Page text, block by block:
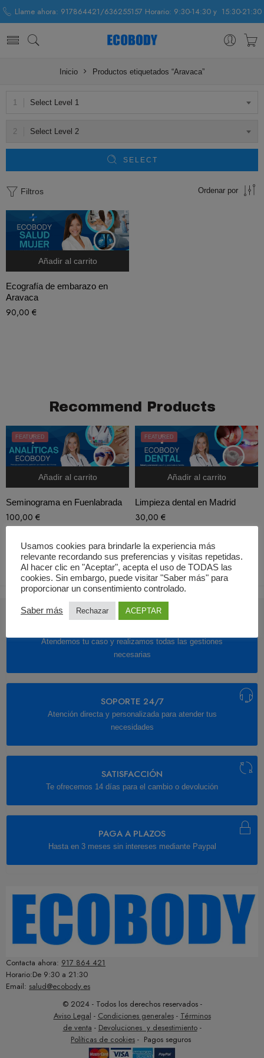
Llame ahora: 917864421/636255157 Horario: 9:30-14:30 y 15:30-21:30
Inicio Productos etiquetados “Aravaca”
Select Level 1
Select Level 2
SELECT
Filtros Ordenar por
Añadir al carrito
Ecografía de embarazo en
Aravaca
90,00 €
Recommend Products
FEATURED
Añadir al carrito
Seminograma en Fuenlabrada
100,00 €
FEATURED
Añadir al carrito
Limpieza dental en Madrid
30,00 €
Atendemos tu caso y realizamos todas las gestiones
necesarias
SOPORTE 24/7
Atención directa y personalizada para atender tus
necesidades
SATISFACCIÓN
Te ofrecemos 14 días para el cambio o devolución
PAGA A PLAZOS
Hasta en 3 meses sin intereses mediante Paypal
Contacta ahora: 917 864 421
Horario:De 9:30 a 21:30
Email: salud@ecobody.es
© 2024 - Todos los derechos reservados -
Aviso Legal - Condiciones generales- Términos
de venta - Devoluciones y desestimiento-
Políticas de cookies - Pagos seguros
Usamos cookies para brindarle la experiencia más
relevante recordando sus preferencias y visitas repetidas.
Al hacer clic en "Aceptar", acepta el uso de TODAS las
cookies. Sin embargo, puede visitar "Saber más" para
proporcionar un consentimiento controlado.
Saber más Rechazar ACEPTAR